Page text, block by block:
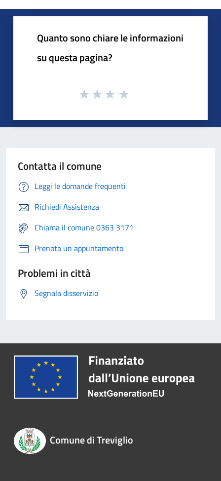
Quanto sono chiare le informazioni
su questa pagina?
Contatta il comune
Leggi le domande frequenti
Richiedi Assistenza
Chiama il comune 0363 3171
Prenota un appuntamento
Problemi in città
Segnala disservizio
Comune di Treviglio